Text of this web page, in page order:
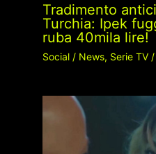
Tradimento
Turchia: Ipek
ruba 40mila lire!
Social/ News, Serie TV/